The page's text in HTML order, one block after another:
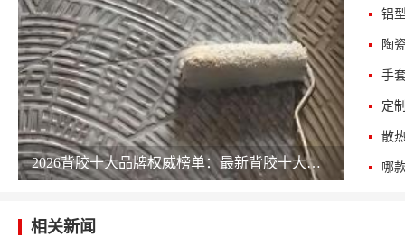
2026背胶十大品牌权威榜单：最新背胶十大公司排名 chinapp
铝
陶
手
定
散
相关新闻